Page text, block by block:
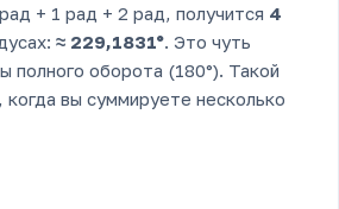
+ 1 рад + 2 рад, получится 4
≈ 229,1831°. Это чуть
полного оборота (180°). Такой
когда вы суммируете несколько